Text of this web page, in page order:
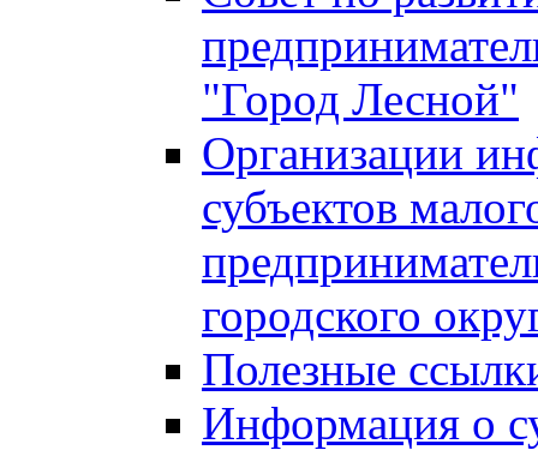
"Город Лесной"
Организации
субъектов
городского
Полезные
Информация о